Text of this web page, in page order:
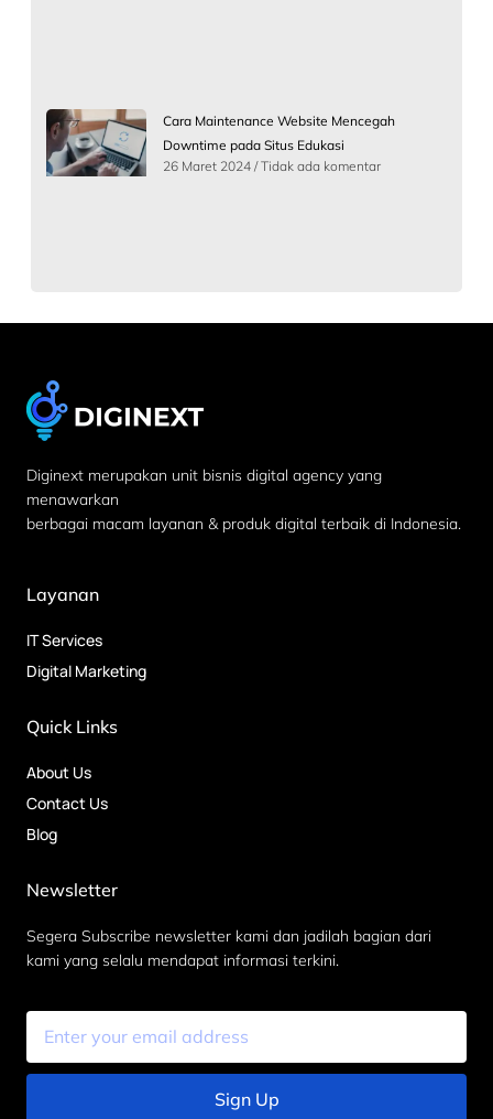
Cara Maintenance Website Mencegah
Downtime pada Situs Edukasi
26 Maret 2024 Tidak ada komentar
Diginext merupakan unit bisnis digital agency yang
menawarkan
berbagai macam layanan & produk digital terbaik di Indonesia.
Layanan
IT Services
Digital Marketing
Quick Links
About Us
Contact Us
Blog
Newsletter
Segera Subscribe newsletter kami dan jadilah bagian dari
kami yang selalu mendapat informasi terkini.
Sign Up